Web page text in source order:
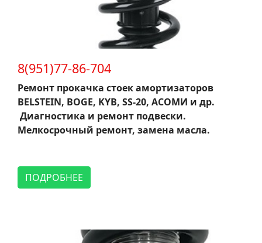
8(951)77-86-704
Ремонт прокачка стоек амортизаторов
BELSTEIN, BOGE, KYB, SS-20, АСОМИ и др.
Диагностика и ремонт подвески.
Мелкосрочный ремонт, замена масла.
ПОДРОБНЕЕ